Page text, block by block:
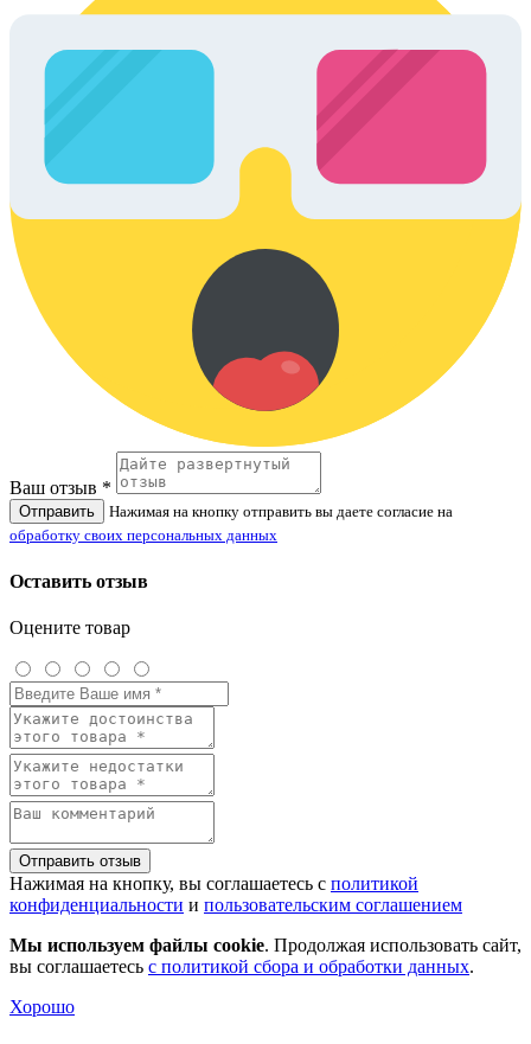
Ваш отзыв *
Отправить
Нажимая на кнопку отправить вы даете согласие на
обработку своих персональных данных
Оставить отзыв
Оцените товар
Отправить отзыв
Нажимая на кнопку, вы соглашаетесь с политикой
конфиденциальности и пользовательским соглашением
Мы используем файлы cookie. Продолжая использовать сайт,
вы соглашаетесь с политикой сбора и обработки данных.
Хорошо